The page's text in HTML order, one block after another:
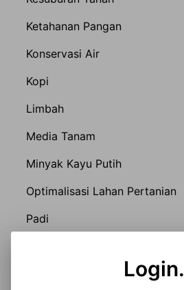
Login.
Ketahanan Pangan
Konservasi Air
Kopi
Limbah
Media Tanam
Minyak Kayu Putih
Optimalisasi Lahan Pertanian
Padi
Pakan Ikan Alternatif